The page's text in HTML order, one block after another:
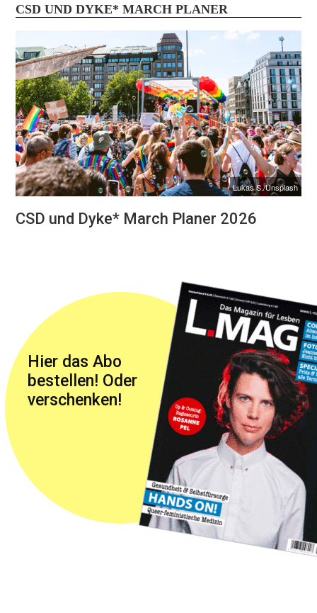
CSD UND DYKE* MARCH PLANER
Lukas S./Unsplash
CSD und Dyke* March Planer 2026
Hier das Abo
bestellen! Oder
verschenken!